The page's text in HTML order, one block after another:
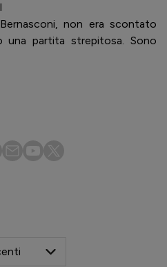
non era scontato
partita strepitosa. Sono